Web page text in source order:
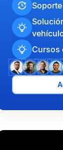
Cursos